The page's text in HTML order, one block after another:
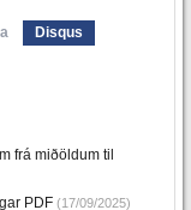
Disqus
frá miðöldum til
PDF (17/09/2025)